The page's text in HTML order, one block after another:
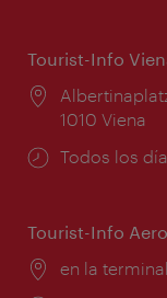
Tourist-Info
Lugar:
1010 Viena
Horarios
Todos los
Tourist-Info
Lugar:
en la